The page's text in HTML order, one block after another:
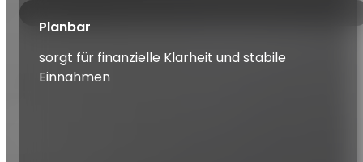
Planbar
sorgt für finanzielle Klarheit und stabile
Einnahmen